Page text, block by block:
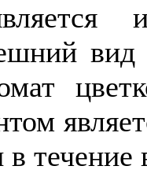
вид
течение